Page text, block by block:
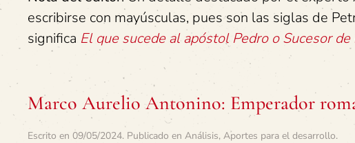
escribirse con mayúsculas, pues son las siglas de
significa El que sucede al apóstol Pedro o Sucesor de
Marco Aurelio Antonino: Emperador
Escrito en 09/05/2024. Publicado en Análisis, Aportes para el desarrollo.